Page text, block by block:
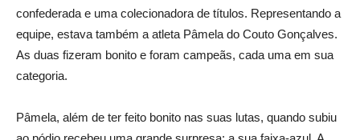
confederada e uma colecionadora de títulos. Representando a
equipe, estava também a atleta Pâmela do Couto Gonçalves.
As duas fizeram bonito e foram campeãs, cada uma em sua
categoria.
Pâmela, além de ter feito bonito nas suas lutas, quando subiu